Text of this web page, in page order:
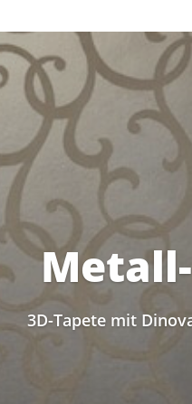
3D-Tapete mit